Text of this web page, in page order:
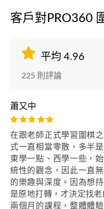
客戶對PRO360
平均 4.96
225 則評論
蕭又中
在跟老師正式學習圍棋
式一直相當零散，多半
東學一點、西學一些，
統性的觀念，因此一直
的樂趣與深度。因為想
是原地打轉，才決定找
兩個月的課程，整體體